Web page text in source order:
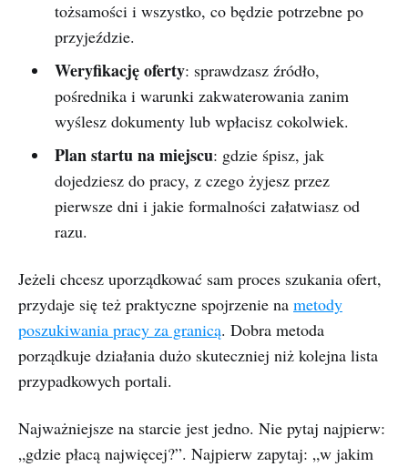
tożsamości i wszystko, co będzie potrzebne po
przyjeździe.
Weryfikację oferty: sprawdzasz źródło,
pośrednika i warunki zakwaterowania zanim
wyślesz dokumenty lub wpłacisz cokolwiek.
Plan startu na miejscu: gdzie śpisz, jak
dojedziesz do pracy, z czego żyjesz przez
pierwsze dni i jakie formalności załatwiasz od
razu.
Jeżeli chcesz uporządkować sam proces szukania ofert,
przydaje się też praktyczne spojrzenie na metody
poszukiwania pracy za granicą. Dobra metoda
porządkuje działania dużo skuteczniej niż kolejna lista
przypadkowych portali.
Najważniejsze na starcie jest jedno. Nie pytaj najpierw:
„gdzie płacą najwięcej?”. Najpierw zapytaj: „w jakim